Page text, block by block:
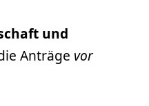
und
Anträge vor